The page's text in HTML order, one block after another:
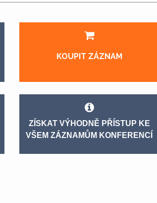
KOUPIT ZÁZNAM
ZÍSKAT VÝHODNĚ PŘÍSTUP KE
VŠEM ZÁZNAMŮM KONFERENCÍ